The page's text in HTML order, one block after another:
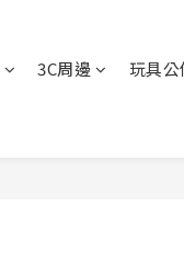
3C周邊
玩具公